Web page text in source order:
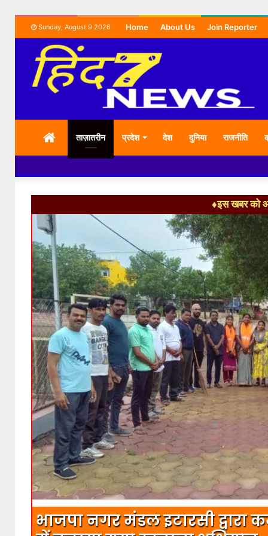
Sunday, August 9 2026 Home About Us Join Reporter
HOMEताज़ातरीन प्रदेश देश दुनिया राजनीति
♦इस खबर को
भाजपा नगर मंडल इटारसी द्वारा